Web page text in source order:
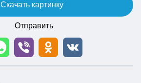
Скачать картинку
Отправить